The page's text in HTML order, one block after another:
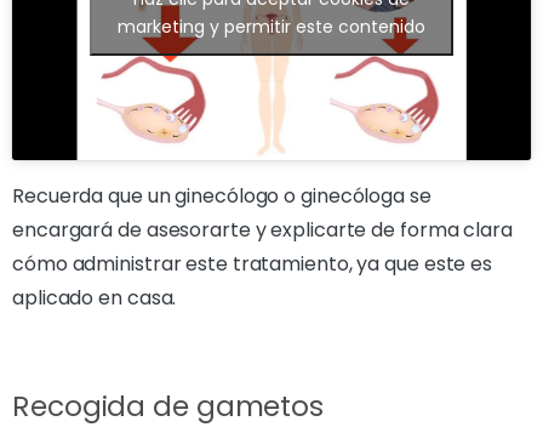
marketing y permitir este contenido
Recuerda que un ginecólogo o ginecóloga se
encargará de asesorarte y explicarte de forma clara
cómo administrar este tratamiento, ya que este es
aplicado en casa.
Recogida de gametos